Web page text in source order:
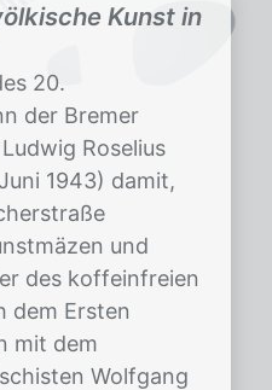
Kunst in
20.
der Bremer
Roselius
1943) damit,
und
des koffeinfreien
dem Ersten
mit dem
Wolfgang